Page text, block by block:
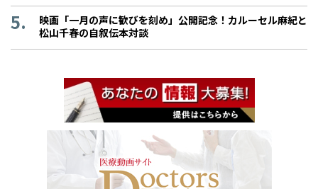
映画「一月の声に歓びを刻め」公開記念！カルーセル麻紀と
松山千春の自叙伝本対談